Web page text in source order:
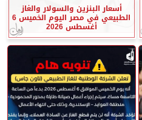
أسعار البنزين والسولار والغاز
الطبيعي في مصر اليوم الخميس 6
أغسطس 2026